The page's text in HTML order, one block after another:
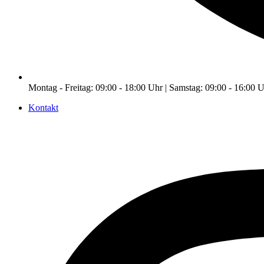
Montag - Freitag: 09:00 - 18:00 Uhr | Samstag: 09:00 - 16:00
Kontakt